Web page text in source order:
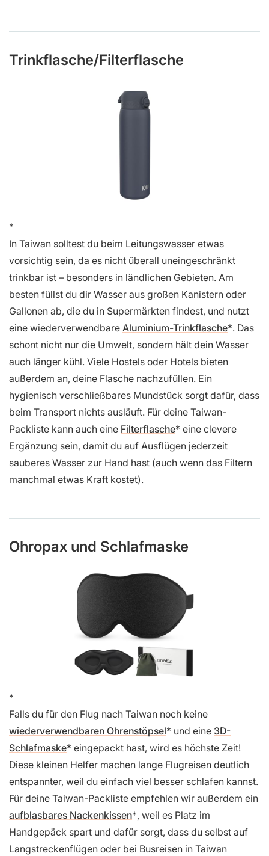
Trinkflasche/Filterflasche
In Taiwan solltest du beim Leitungswasser etwas
vorsichtig sein, da es nicht überall uneingeschränkt
trinkbar ist – besonders in ländlichen Gebieten. Am
besten füllst du dir Wasser aus großen Kanistern oder
Gallonen ab, die du in Supermärkten findest, und nutzt
eine wiederverwendbare Aluminium-Trinkflasche . Das
schont nicht nur die Umwelt, sondern hält dein Wasser
auch länger kühl. Viele Hostels oder Hotels bieten
außerdem an, deine Flasche nachzufüllen. Ein
hygienisch verschließbares Mundstück sorgt dafür, dass
beim Transport nichts ausläuft. Für deine Taiwan-
Packliste kann auch eine Filterflasche eine clevere
Ergänzung sein, damit du auf Ausflügen jederzeit
sauberes Wasser zur Hand hast (auch wenn das Filtern
manchmal etwas Kraft kostet).
Ohropax und Schlafmaske
Falls du für den Flug nach Taiwan noch keine
wiederverwendbaren Ohrenstöpsel
und eine 3D-
Schlafmaske eingepackt hast, wird es höchste Zeit!
Diese kleinen Helfer machen lange Flugreisen deutlich
entspannter, weil du einfach viel besser schlafen kannst.
Für deine Taiwan-Packliste empfehlen wir außerdem ein
aufblasbares Nackenkissen , weil es Platz im
Handgepäck spart und dafür sorgt, dass du selbst auf
Langstreckenflügen oder bei Busreisen in Taiwan